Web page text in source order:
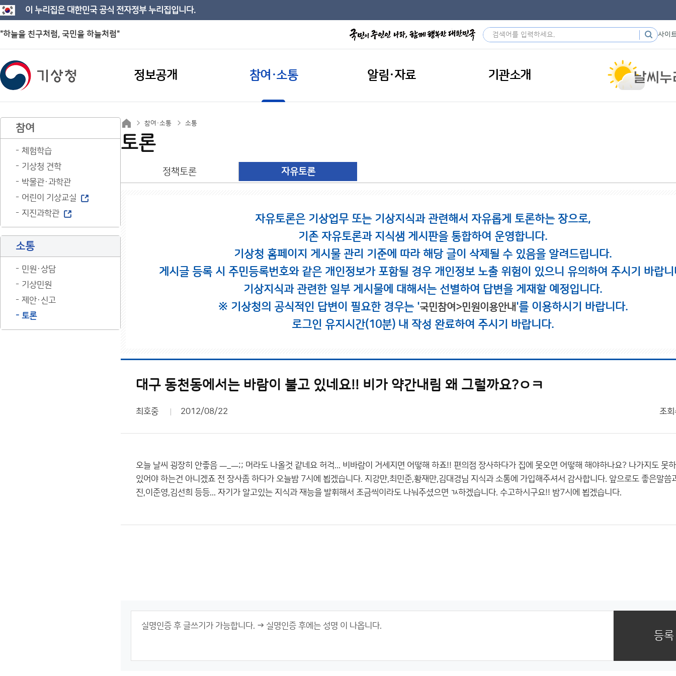
이 누리집은 대한민국 공식 전자정부 누리집입니다.
"하늘을 친구처럼, 국민을 하늘처럼" 사이
정보공개 참여·소통 알림·자료 기관소개
참여
체험학습
기상청 견학
박물관·과학관
어린이 기상교실
지진과학관
소통
민원·상담
기상민원
제안·신고
토론
참여·소통 소통
토론
정책토론 자유토론
자유토론은 기상업무 또는 기상지식과 관련해서 자유롭게 토론하는 장으로,
기존 자유토론과 지식샘 게시판을 통합하여 운영합니다.
기상청 홈페이지 게시물 관리 기준에 따라 해당 글이 삭제될 수 있음을 알려드립니다.
게시글 등록 시 주민등록번호와 같은 개인정보가 포함될 경우 개인정보 노출 위험이 있으니 유의하여 주시기 바랍니
기상지식과 관련한 일부 게시물에 대해서는 선별하여 답변을 게재할 예정입니다.
※ 기상청의 공식적인 답변이 필요한 경우는 '국민참여>민원이용안내'를 이용하시기 바랍니다.
로그인 유지시간(10분) 내 작성 완료하여 주시기 바랍니다.
대구 동천동에서는 바람이 불고 있네요!! 비가 약간내림 왜 그럴까요?ㅇㅋ
최호중 2012/08/22 조회
오늘 날씨 굉장히 안좋음 ㅡ_ㅡ;; 머라도 나올것 같네요 허걱... 비바람이 거세지면 어떻해 하죠!! 편의점 장사하다가 집에 못오면 어떻해 해야하나요? 나가지도 못
있어야 하는건 아니겠죠 전 장사좀 하다가 오늘밤 7시에 뵙겠습니다. 지강만,최민준,황재만,김대경님 지식과 소통에 가입해주셔서 감사합니다. 앞으로도 좋은말씀
진,이준영,김선희 등등... 자기가 알고있는 지식과 재능을 발휘해서 조금씩이라도 나눠주셨으면 ㄳ하겠습니다. 수고하시구요!! 밤7시에 뵙겠습니다.
등록